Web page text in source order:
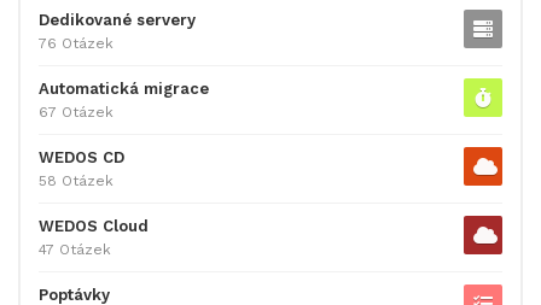
Dedikované servery
76 Otázek
Automatická migrace
67 Otázek
WEDOS CD
58 Otázek
WEDOS Cloud
47 Otázek
Poptávky